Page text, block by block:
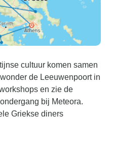
cultuur komen samen
de Leeuwenpoort in
en zie de
bij Meteora.
Griekse diners